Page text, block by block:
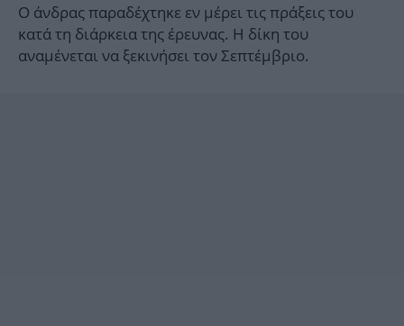
Ο άνδρας παραδέχτηκε εν μέρει τις πράξεις του
κατά τη διάρκεια της έρευνας. Η δίκη του
αναμένεται να ξεκινήσει τον Σεπτέμβριο.